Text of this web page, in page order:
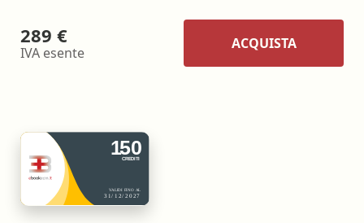
289 €
IVA esente
ACQUISTA